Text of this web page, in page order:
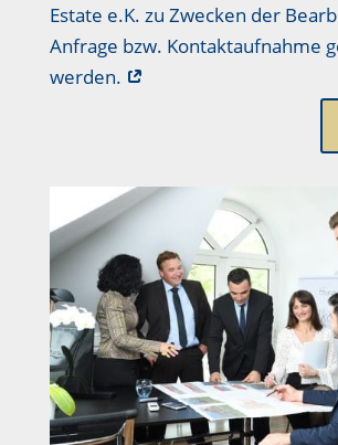
Estate e.K. zu Zwecken der
Anfrage bzw. Kontaktaufnahme
werden.